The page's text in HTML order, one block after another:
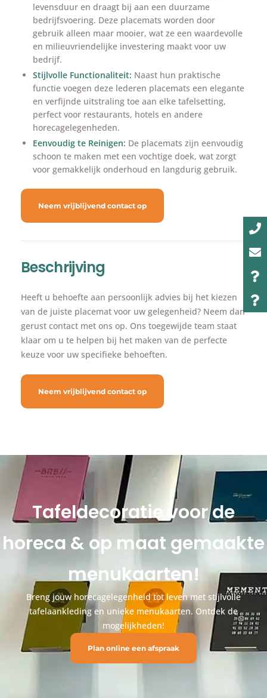
levensduur en draagt bij aan een duurzame
bedrijfsvoering. Deze placemats worden door
gebruik alleen maar mooier, wat ze een waardevolle
en milieuvriendelijke investering maakt voor uw
bedrijf.
Stijlvolle Functionaliteit: Naast hun praktische
functie voegen deze lederen placemats een elegante
en verfijnde uitstraling toe aan elke tafelsetting,
perfect voor restaurants, hotels en andere
horecagelegenheden.
Eenvoudig te Reinigen: De placemats zijn eenvoudig
schoon te maken met een vochtige doek, wat zorgt
voor gemakkelijk onderhoud en langdurig gebruik.
Neem vrijblijvend contact op
Beschrijving
Heeft u behoefte aan persoonlijk advies bij het kiezen
van de juiste placemat voor uw gelegenheid? Neem dan
gerust contact met ons op. Ons toegewijde team staat
klaar om u te helpen bij het maken van de perfecte
keuze voor uw specifieke behoeften.
Neem vrijblijvend contact op
Tafeldecoratie voor de
horeca & op maat gemaakte
menukaarten!
Breng jouw horecagelegenheid tot leven met stijlvolle
tafelaankleding en unieke menukaarten. Ontdek de
mogelijkheden!
Plan online een afspraak